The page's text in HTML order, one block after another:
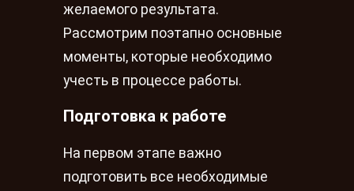
желаемого результата.
Рассмотрим поэтапно основные
моменты, которые необходимо
учесть в процессе работы.
Подготовка к работе
На первом этапе важно
подготовить все необходимые